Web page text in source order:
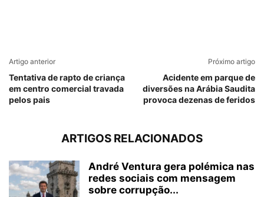
Artigo anterior
Tentativa de rapto de criança
em centro comercial travada
pelos pais
Próximo artigo
Acidente em parque de
diversões na Arábia Saudita
provoca dezenas de feridos
ARTIGOS RELACIONADOS
André Ventura gera polémica nas
redes sociais com mensagem
sobre corrupção...